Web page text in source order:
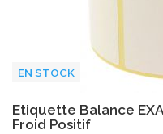
EN STOCK
Etiquette Balance
Froid Positif